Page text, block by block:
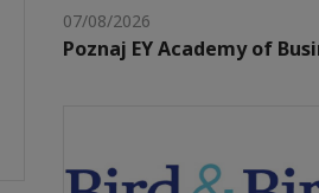
07/08/2026
Poznaj EY Academy of